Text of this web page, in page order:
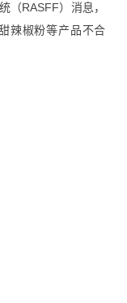
RASFF）消息，
辣椒粉等产品不合